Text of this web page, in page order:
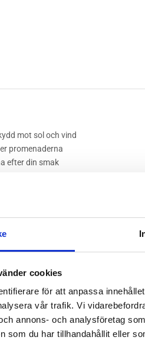
cookies
för att anpassa
vår trafik. Vi
annons- och analysföretag
som du har tillhandahållit eller
mot sol och vind
promenaderna
efter din smak
vid 30 °C. Kontrollera alltid
Rea